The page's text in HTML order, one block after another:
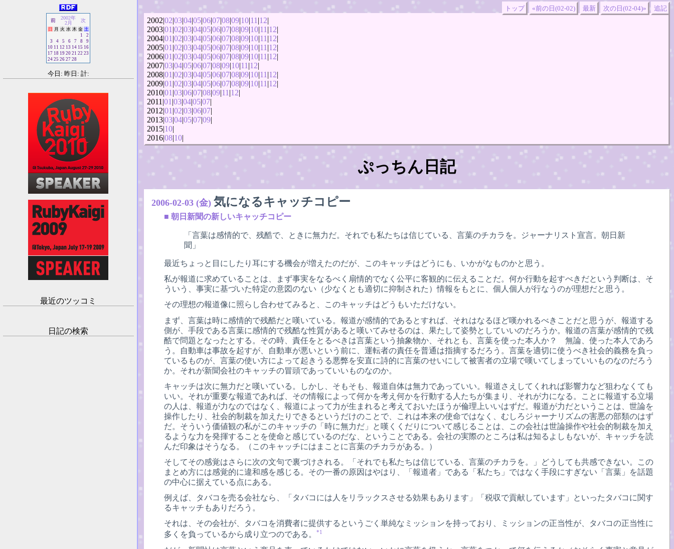
トップ «前の日(02-02) 最新 次の日(02-04)» 追記
2002|02|03|04|05|06|07|08|09|10|11 |12|
2003|01 |02|03|04|05|06|07|08|09|10|11 |12|
2004|01 |02|03|04|05|06|07|08|09|10|11 |12|
2005|01 |02|03|04|05|06|07|08|09|10|11 |12|
2006|01 |02|03|04|05|06|07|08|09|10|11 |12|
2007|03|04|05|06|07|08|09|10|11 |12|
2008|01 |02|03|04|05|06|07|08|09|10|11 |12|
2009|01 |02|03|04|05|06|07|08|09|10|11 |12|
2010|01 |03|06|07|08|09|11 |12|
2011|01 |03|04|05|07|
2012|01 |02|03|06|07|
2013|03|04|05|07|09|
2015|10|
2016|08|10|
ぷっちん日記
2006-02-03 (金) 気になるキャッチコピー
■ 朝日新聞の新しいキャッチコピー
「言葉は感情的で、残酷で、ときに無力だ。それでも私たちは信じている、言葉のチカラを。ジャーナリスト宣言。朝日新
聞」
最近ちょっと目にしたり耳にする機会が増えたのだが、このキャッチはどうにも、いかがなものかと思う。
私が報道に求めていることは、まず事実をなるべく扇情的でなく公平に客観的に伝えることだ。何か行動を起すべきだという判断は、そ
ういう、事実に基づいた特定の意図のない（少なくとも適切に抑制された）情報をもとに、個人個人が行なうのが理想だと思う。
その理想の報道像に照らし合わせてみると、このキャッチはどうもいただけない。
まず、言葉は時に感情的で残酷だと嘆いている。報道が感情的であるとすれば、それはなるほど嘆かれるべきことだと思うが、報道する
側が、手段である言葉に感情的で残酷な性質があると嘆いてみせるのは、果たして姿勢としていいのだろうか。報道の言葉が感情的で残
酷で問題となったとする。その時、責任をとるべきは言葉という抽象物か、それとも、言葉を使った本人か？ 無論、使った本人であろ
う。自動車は事故を起すが、自動車が悪いという前に、運転者の責任を普通は指摘するだろう。言葉を適切に使うべき社会的義務を負っ
ているものが、言葉の使い方によって起きうる悪弊を安直に詩的に言葉のせいにして被害者の立場で嘆いてしまっていいものなのだろう
か。それが新聞会社のキャッチの冒頭であっていいものなのか。
キャッチは次に無力だと嘆いている。しかし、そもそも、報道自体は無力であっていい。報道さえしてくれれば影響力など狙わなくても
いい。それが重要な報道であれば、その情報によって何かを考え何かを行動する人たちが集まり、それが力になる。ことに報道する立場
の人は、報道が力なのではなく、報道によって力が生まれると考えておいたほうが倫理上いいはずだ。報道が力だということは、世論を
操作したり、社会的制裁を加えたりできるというだけのことで、これは本来の使命ではなく、むしろジャーナリズムの害悪の部類のはず
だ。そういう価値観の私がこのキャッチの「時に無力だ」と嘆くくだりについて感じることは、この会社は世論操作や社会的制裁を加え
るような力を発揮することを使命と感じているのだな、ということである。会社の実際のところは私は知るよしもないが、キャッチを読
んだ印象はそうなる。（このキャッチにはまことに言葉のチカラがある。）
そしてその感覚はさらに次の文句で裏づけされる。「それでも私たちは信じている、言葉のチカラを。」どうしても共感できない。この
まとめ方には感覚的に違和感を感じる。その一番の原因はやはり、「報道者」である「私たち」ではなく手段にすぎない「言葉」を話題
の中心に据えている点にある。
例えば、タバコを売る会社なら、「タバコには人をリラックスさせる効果もあります」「税収で貢献しています」といったタバコに関す
るキャッチもありだろう。
それは、その会社が、タバコを消費者に提供するというごく単純なミッションを持っており、ミッションの正当性が、タバコの正当性に
多くを負っているから成り立つのである。*1
前
2002年
2月
次
日 月 火 水 木 金 土
1
2
3
4 5 6 7 8
9
10 11 12 13 14 15 16
17 18 19 20 21 22 23
24 25 26 27 28
今日: 昨日: 計:
最近のツッコミ
日記の検索